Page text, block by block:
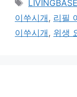
리
그
LIVINGBASE
이쑤시개 , 리필
이쑤시개 , 위생